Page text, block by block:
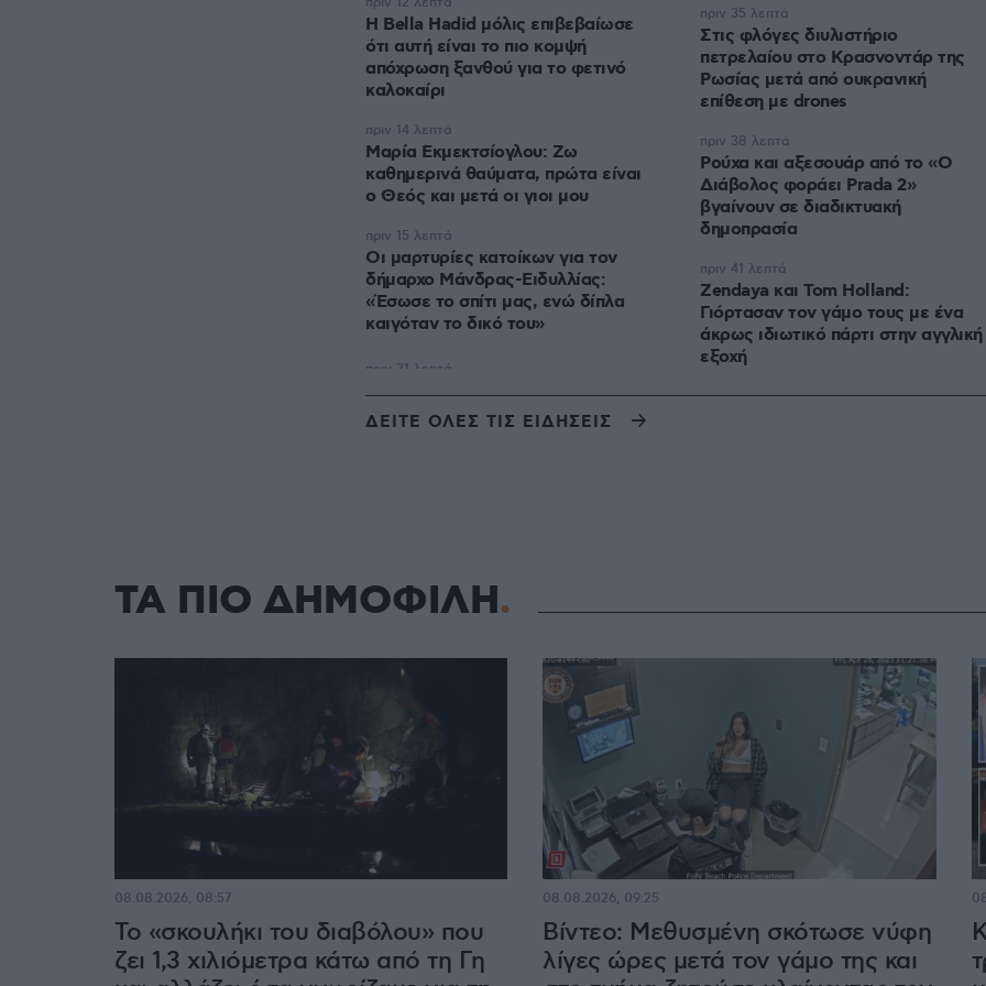
Η Bella Hadid μόλις επιβεβαίωσε
ότι αυτή είναι το πιο κομψή
απόχρωση ξανθού για το φετινό
καλοκαίρι
Μαρία Εκμεκτσίογλου: Ζω
καθημερινά θαύματα, πρώτα είναι
ο Θεός και μετά οι γιοι μου
πριν 14 λεπτά
Οι μαρτυρίες κατοίκων για τον
δήμαρχο Μάνδρας-Ειδυλλίας:
«Έσωσε το σπίτι μας, ενώ δίπλα
καιγόταν το δικό του»
πριν 15 λεπτά
Στις φλόγες διυλιστήριο
πετρελαίου στο Κρασνοντάρ της
Ρωσίας μετά από ουκρανική
επίθεση με drones
πριν 35 λεπτά
Ρούχα και αξεσουάρ από το «Ο
Διάβολος φοράει Prada 2»
βγαίνουν σε διαδικτυακή
δημοπρασία
πριν 38 λεπτά
Zendaya και Tom Holland:
Γιόρτασαν τον γάμο τους με ένα
άκρως ιδιωτικό πάρτι στην αγγλική
εξοχή
πριν 41 λεπτά
ΔΕΙΤΕ ΟΛΕΣ ΤΙΣ ΕΙΔΗΣΕΙΣ
ΤΑ ΠΙΟ ΔΗΜΟΦΙΛΗ
Το «σκουλήκι του διαβόλου» που
ζει 1,3 χιλιόμετρα κάτω από τη Γη
08.08.2026, 08:57
Βίντεο: Μεθυσμένη σκότωσε νύφη
λίγες ώρες μετά τον γάμο της και
08.08.2026, 09:25